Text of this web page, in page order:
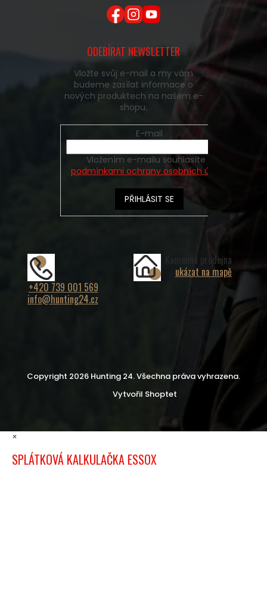
ODEBÍRAT NEWSLETTER
Vložte svůj e-mail a my vám
budeme zasílat informace o
nových produktech na našem e-
shopu.
E-mail
podmínkami ochrany osobních údajů
PŘIHLÁSIT SE
+420 739 001 569
info@hunting24.cz
Kamenná prodejna
ukázat na mapě
Vytvořil Shoptet
Copyright 2026 Hunting 24. Všechna práva vyhrazena.
×
SPLÁTKOVÁ KALKULAČKA ESSOX